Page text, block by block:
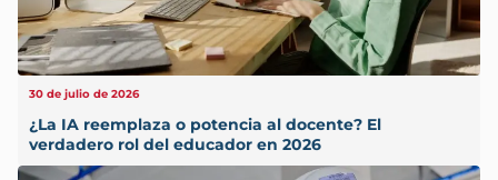
30 de julio de 2026
¿La IA reemplaza o potencia al docente? El
verdadero rol del educador en 2026